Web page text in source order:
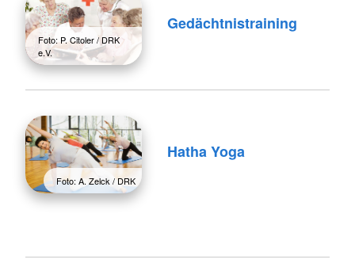
Foto: P. Citoler / DRK
e.V.
Gedächtnistraining
Foto: A. Zelck / DRK
Hatha Yoga